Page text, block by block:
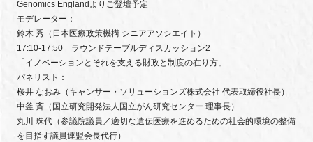
Genomics Englandよりご登壇予定
モデレーター：
鈴木 秀（日本医療政策機構 シニアアソシエイト）
17:10-17:50 ラウンドテーブルディスカッション2
「イノベーションとそれを支える財政と制度の在り方」
パネリスト：
桜井 なおみ（キャンサー・ソリューションズ株式会社 代表取締役社長）
中釜 斉（国立研究開発法人国立がん研究センター 理事長）
丸川 珠代（参議院議員／適切な遺伝医療を進めるための社会的環境の整備
を目指す議員連盟会長代行）